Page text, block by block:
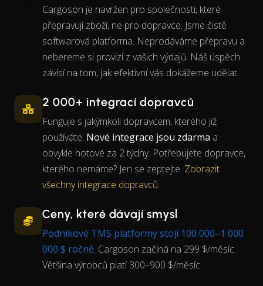
Cargoson je navržen pro společnosti, které
přepravují zboží, ne pro dopravce. Jsme čistě
softwarová platforma. Neprodáváme přepravu a
nebereme si provizi z vašich výdajů. Náš úspěch
závisí na tom, jak efektivní vás dokážeme udělat.
2 000+ integrací dopravců
Funguje s jakýmkoli dopravcem, kterého již
používáte. Nové integrace jsou zdarma a
obvykle hotové za 2 týdny. Potřebujete dopravce,
kterého nemáme? Jen se zeptejte. Zobrazit
všechny integrace dopravců.
Ceny, které dávají smysl
Podnikové TMS platformy stojí 100 000–1 000
000 $ ročně. Cargoson začíná na 299 $/měsíc.
Většina výrobců platí 300–900 $/měsíc.